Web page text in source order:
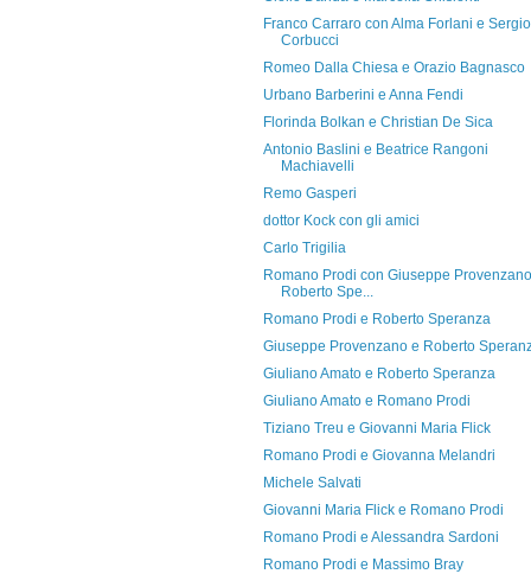
Franco Carraro con Alma Forlani e Sergio
Corbucci
Romeo Dalla Chiesa e Orazio Bagnasco
Urbano Barberini e Anna Fendi
Florinda Bolkan e Christian De Sica
Antonio Baslini e Beatrice Rangoni
Machiavelli
Remo Gasperi
dottor Kock con gli amici
Carlo Trigilia
Romano Prodi con Giuseppe
Roberto Spe...
Romano Prodi e Roberto Speranza
Giuseppe Provenzano e Roberto
Giuliano Amato e Roberto Speranza
Giuliano Amato e Romano Prodi
Tiziano Treu e Giovanni Maria Flick
Romano Prodi e Giovanna Melandri
Michele Salvati
Giovanni Maria Flick e Romano Prodi
Romano Prodi e Alessandra Sardoni
Romano Prodi e Massimo Bray